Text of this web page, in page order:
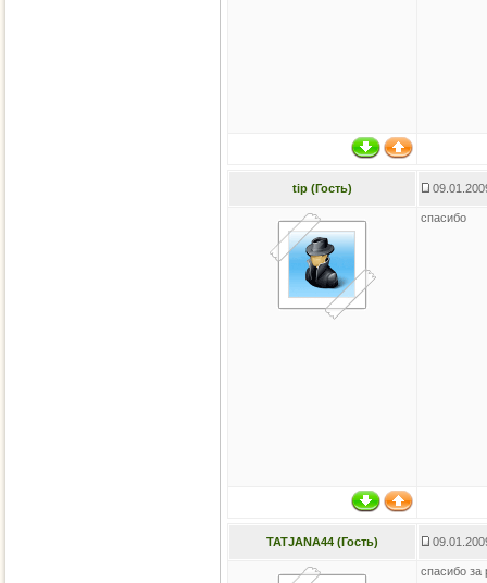
tip (Гость)
спасибо
TATJANA44 (Гость)
спасибо за